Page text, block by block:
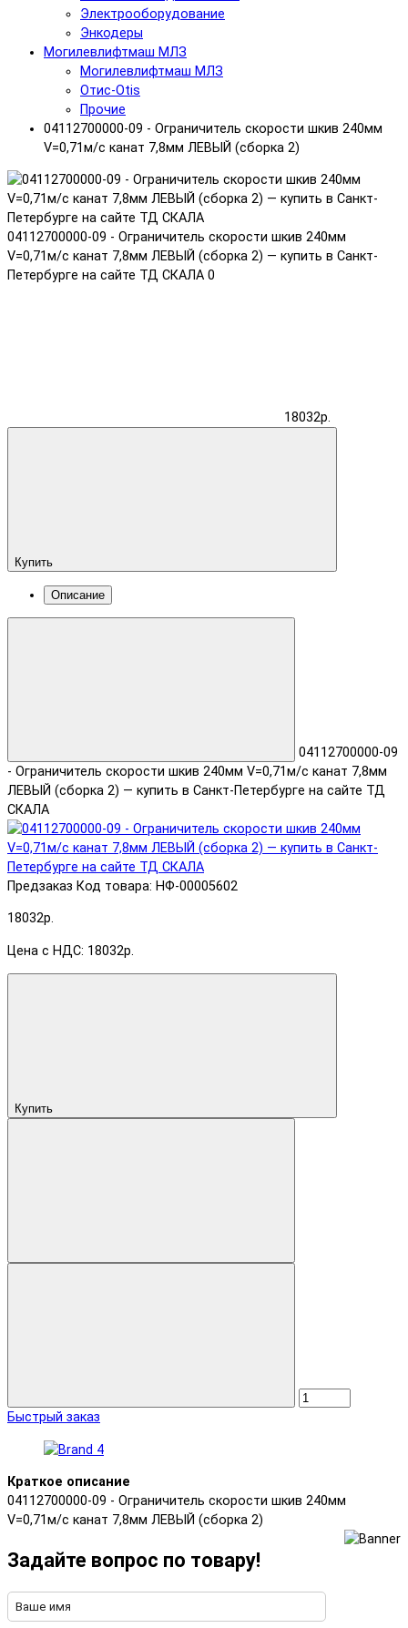
Электрооборудование
Энкодеры
Могилевлифтмаш МЛЗ
Могилевлифтмаш МЛЗ
Отис-Otis
Прочие
04112700000-09 - Ограничитель скорости шкив 240мм
V=0,71м/с канат 7,8мм ЛЕВЫЙ (сборка 2)
04112700000-09 - Ограничитель скорости шкив 240мм
V=0,71м/с канат 7,8мм ЛЕВЫЙ (сборка 2) — купить в Санкт-
Петербурге на сайте ТД СКАЛА 0
18032р.
Купить
Описание
04112700000-09
- Ограничитель скорости шкив 240мм V=0,71м/с канат 7,8мм
ЛЕВЫЙ (сборка 2) — купить в Санкт-Петербурге на сайте ТД
СКАЛА
Предзаказ Код товара: НФ-00005602
18032р.
Цена с НДС: 18032р.
Купить
Быстрый заказ
Краткое описание
04112700000-09 - Ограничитель скорости шкив 240мм
V=0,71м/с канат 7,8мм ЛЕВЫЙ (сборка 2)
Задайте вопрос по товару!